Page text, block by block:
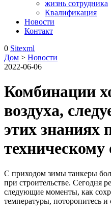
жизнь сотрудника
Квалификация
Новости
Контакт
0 Sitexml
Дом > Новости
2022-06-06
Комбинации
воздуха,
этих знаниях
С приходом зимы танкеры
при строительстве. Сегодня
следующие моменты, как
температуры, поторопитесь